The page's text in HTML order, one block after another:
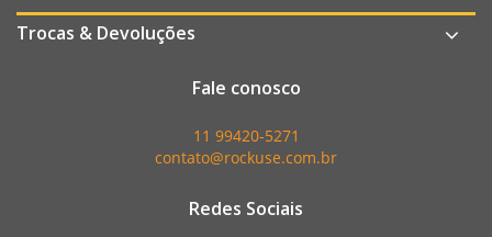
Trocas & Devoluções
Fale conosco
11 99420-5271
contato@rockuse.com.br
Redes Sociais